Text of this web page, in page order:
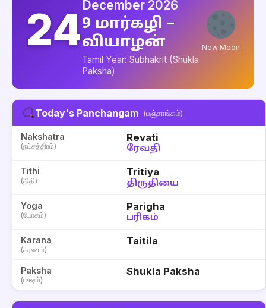
24 December 2026
9 மார்கழி –
வியாழன்
Tamil Year: Subhakrit (Shukla
Paksha)
New Moon
Today's Panchangam (பஞ்சாங்கம்)
Nakshatra
(நட்சத்திரம்)
Revati
ரேவதி
Tithi
(திதி)
Tritiya
திருதியை
Yoga
(யோகம்)
Parigha
பரிகம்
Karana
(கரணம்)
Taitila
Paksha
(பக்ஷம்)
Shukla Paksha